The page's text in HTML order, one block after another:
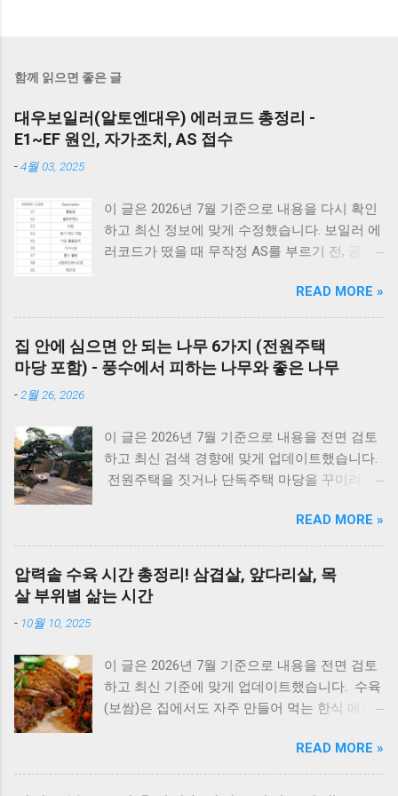
함께 읽으면 좋은 글
대우보일러(알토엔대우) 에러코드 총정리 -
E1~EF 원인, 자가조치, AS 접수
-4월 03, 2025
이 글은 2026년 7월 기준으로 내용을 다시 확인
하고 최신 정보에 맞게 수정했습니다. 보일러 에
러코드가 떴을 때 무작정 AS를 부르기 전, 공통
밸브가 열려 있는지, 2) 전원 플러그를 뽑았다가
5분 뒤 다시 꽂아보았는지(리셋), 3) 실내 온도
조절기의 설정이 올바른지 확인해보세요. 상세
코드는 아래에서 확인할 수 있습니다. E1부터 EF
까지 모든 대우보일러(알토엔대우) 에러코드의
드 E1~EF 원인과 해결법 (AS 전 자가점검, 수리
비) 🚨 잠깐! AS 부르기 전 이것만은 확인하세
요! 에러코드 E1 - 단수나 동파를 확인하세요.
드 E2 - 가스 밸브가 잠겨있지 않나요? 가스레인
지를 켜서 가스가 공급되는지 먼저 확인하세요.
리셋의 마법 - 코드를 뽑고 5분 뒤 다시 꽂는 것
만으로도 단순 센서 오류의 70%는 해결됩니다.
방법 E1 원인 : 물 부족, 단수, 동파 확인 : 급수밸
브·단수 여부 확인 조치 : 물 보충 후 리셋 ※ 반
복되면 AS 점검 E2 원인 : 불완전 연소, 가스 공
조치 : 가스 확인 후 리셋 E3 원인 : 과열(비등) 확
READ MORE »
집 안에 심으면 안 되는 나무 6가지 (전원주택
마당 포함) - 풍수에서 피하는 나무와 좋은 나무
-2월 26, 2026
이 글은 2026년 7월 기준으로 내용을 전면 검토
하고 최신 검색 경향에 맞게 업데이트했습니다.
전원주택을 짓거나 단독주택 마당을 꾸미려고
다. 바로 ‘ 집 안에 심으면 안 되는 나무 ’ 입니다.
여기서 말하는 ‘집 안’은 실내 화분만을 뜻하는
게 아니라, 담장 안 마당과 집터 전체를 두고 하
는 말입니다. 요즘은 보기 좋은 조경수만 고르기
보다는, 풍수 인테리어라든지 집터의 기운, 재물
위기와 흐름에 어떤 영향을 줄지 한 번 더 고민
하게 됩니다. 인터넷에는 여러 이야기가 있지만,
대부분은 풍수와 민간 신앙에서 전해 내려온 내
다. 이 글에서는 전통적인 의미와 실제 조경 관
리 이유를 함께 설명드립니다. 지금부터는 1. 우
READ MORE »
압력솥 수육 시간 총정리! 삼겹살, 앞다리살, 목
살 부위별 삶는 시간
- 10월 10, 2025
이 글은 2026년 7월 기준으로 내용을 전면 검토
하고 최신 기준에 맞게 업데이트했습니다. 수육
(보쌈)은 집에서도 자주 만들어 먹는 한식 메뉴
때문에 선뜻 도전하지 못하는 분들도 많습니다.
그런데 압력솥 을 사용하면 삶는 시간을 줄이면
READ MORE »